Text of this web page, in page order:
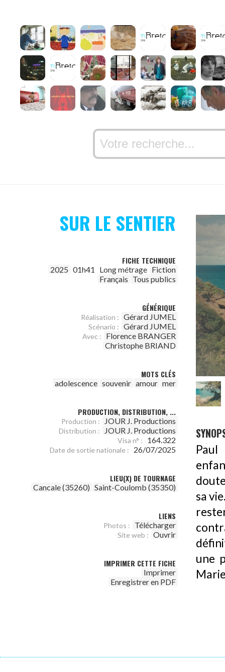
SUR LE SENTIER
FICHE TECHNIQUE
2025 01h41 Long métrage Fiction
Français Tous publics
GÉNÉRIQUE
Réalisation : Gérard JUMEL
Scénario : Gérard JUMEL
Avec :
Florence BRANGER
Christophe BRIAND
MOTS CLÉS
adolescence souvenir amour mer
PRODUCTION, DISTRIBUTION, ...
Production : JOUR J. Productions
Distribution : JOUR J. Productions
Visa n° : 164.322
Date de sortie nationale : 26/07/2025
LIEU(X) DE TOURNAGE
Cancale (35260) Saint-Coulomb (35350)
LIENS
Photos : Télécharger
Site web : Ouvrir
IMPRIMER CETTE FICHE
Imprimer
Enregistrer en PDF
sa
une